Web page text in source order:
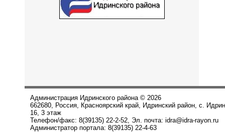
Администрация Идринского района © 2026
662680, Россия, Красноярский край, Идринский район, с.
16, 3 этаж
Телефон/факс: 8(39135) 22-2-52, Эл. почта: idra@idra-rayon.ru
Администратор портала: 8(39135) 22-4-63